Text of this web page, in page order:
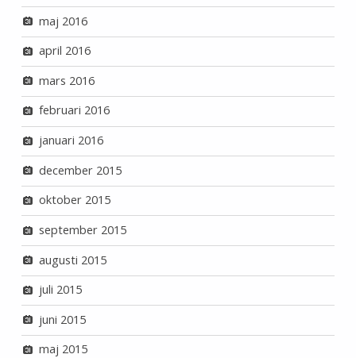
maj 2016
april 2016
mars 2016
februari 2016
januari 2016
december 2015
oktober 2015
september 2015
augusti 2015
juli 2015
juni 2015
maj 2015